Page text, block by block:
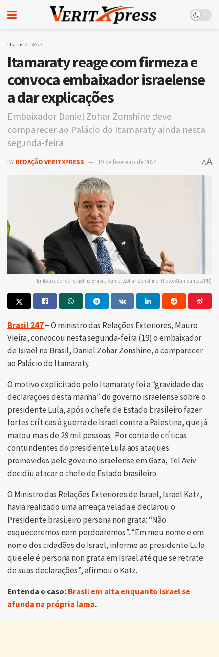
Home BRASIL
Itamaraty reage com firmeza e
convoca embaixador israelense
a dar explicações
Embaixador Daniel Zohar Zonshine deve
comparecer ao Palácio do Itamaraty ainda nesta
segunda-feira
BY REDAÇÃO VERITXPRESS 19 de fevereiro de 2024 AA
Embaixador de Israel no Brasil, Daniel Zohar Zonshine. (Foto: Alan Santos/PR)
Brasil 247–O ministro das Relações Exteriores, Mauro
Vieira, convocou nesta segunda-feira (19) o embaixador
de Israel no Brasil, Daniel Zohar Zonshine, a comparecer
ao Palácio do Itamaraty.
O motivo explicitado pelo Itamaraty foi a “gravidade das
declarações desta manhã” do governo israelense sobre o
presidente Lula, após o chefe de Estado brasileiro fazer
fortes críticas à guerra de Israel contra a Palestina, que já
matou mais de 29 mil pessoas. Por conta de críticas
contundentes do presidente Lula aos ataques
promovidos pelo governo israelense em Gaza, Tel Aviv
decidiu atacar o chefe de Estado brasileiro.
O Ministro das Relações Exteriores de Israel, Israel Katz,
havia realizado uma ameaça velada e declarou o
Presidente brasileiro persona non grata: “Não
esqueceremos nem perdoaremos”. “Em meu nome e em
nome dos cidadãos de Israel, informe ao presidente Lula
que ele é persona non grata em Israel até que se retrate
de suas declarações”, afirmou o Katz.
Entenda o caso: Brasil em alta enquanto Israel se
afunda na própria lama.